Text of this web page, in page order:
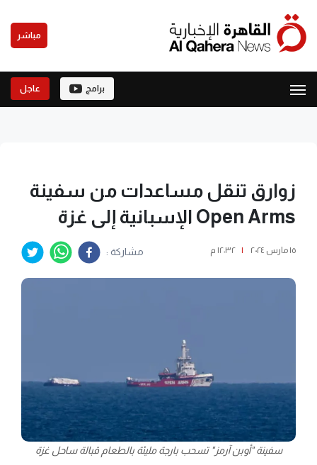
مباشر
برامج عاجل
زوارق تنقل مساعدات من سفينة
Open Arms الإسبانية إلى غزة
١٥ مارس ٢٠٢٤ | ١٢:٣٢ م مشاركة :
سفينة "أوبن آرمز" تسحب بارجة مليئة بالطعام قبالة ساحل غزة